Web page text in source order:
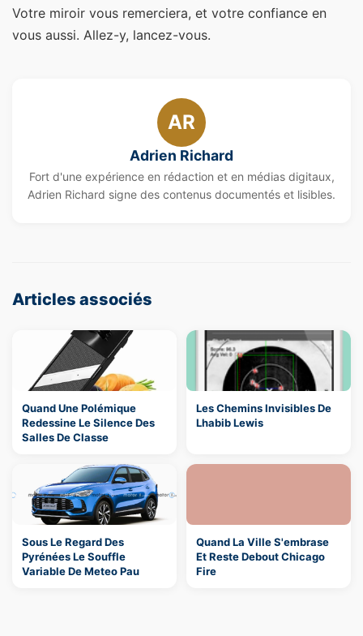
Votre miroir vous remerciera, et votre confiance en
vous aussi. Allez-y, lancez-vous.
AR
Adrien Richard
Fort d'une expérience en rédaction et en médias digitaux,
Adrien Richard signe des contenus documentés et lisibles.
Articles associés
Quand Une Polémique
Redessine Le Silence Des
Salles De Classe
Les Chemins Invisibles De
Lhabib Lewis
Sous Le Regard Des
Pyrénées Le Souffle
Variable De Meteo Pau
Quand La Ville S'embrase
Et Reste Debout Chicago
Fire